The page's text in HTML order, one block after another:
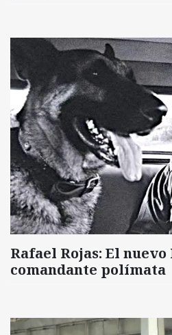
Rafael Rojas: El
comandante polímata